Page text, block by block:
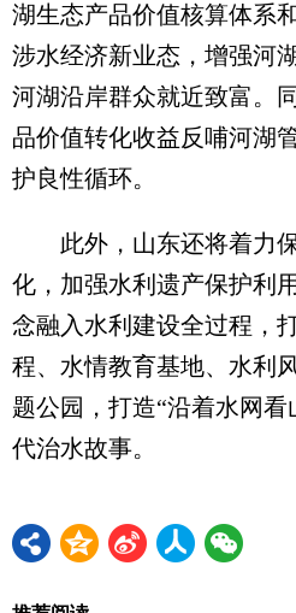
湖生态产品价值核算体系
涉水经济新业态，增强河
河湖沿岸群众就近致富。
品价值转化收益反哺河湖
护良性循环。
此外，山东还将着力保
化，加强水利遗产保护利
念融入水利建设全过程，
程、水情教育基地、水利
题公园，打造“沿着水网
代治水故事。